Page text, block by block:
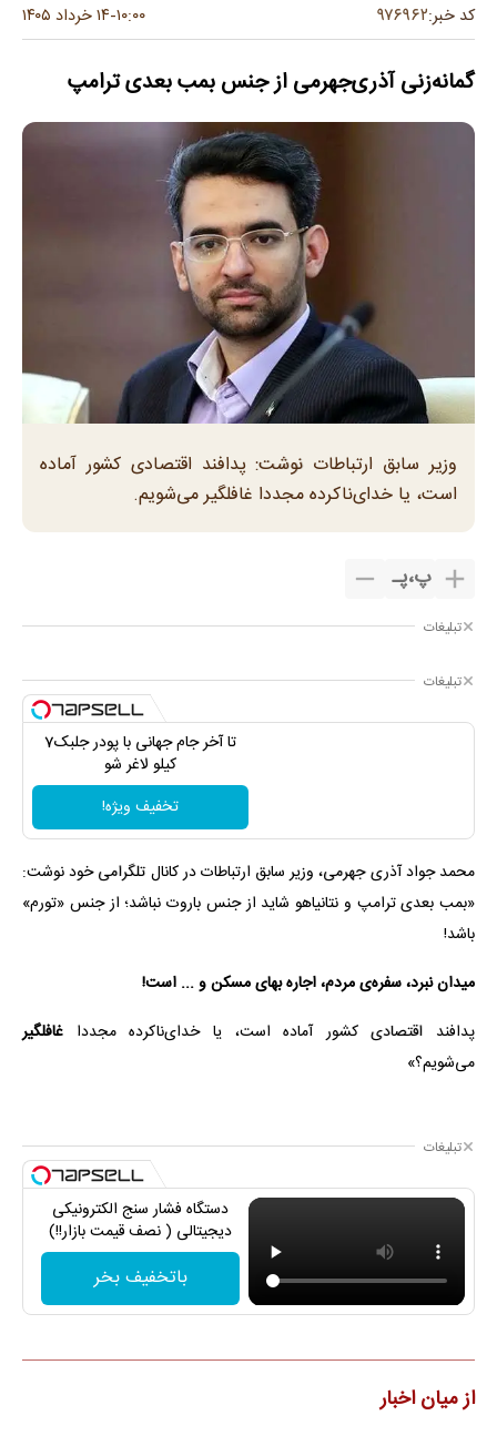
کد خبر:۹۷۶۹۶۲ ۱۰:۰۰-۱۴ خرداد ۱۴۰۵
گمانه‌زنی آذری‌جهرمی از جنس بمب بعدی ترامپ
وزیر سابق ارتباطات نوشت: پدافند اقتصادی کشور آماده
است، یا خدای‌ناکرده مجددا غافلگیر می‌شویم.
پ،پـ
تبلیغات
تبلیغات
تا آخر جام جهانی با پودر جلبک7
کیلو لاغر شو
تخفیف ویژه!
محمد جواد آذری جهرمی، وزیر سابق ارتباطات در کانال تلگرامی خود نوشت:
«بمب بعدی ترامپ و نتانیاهو شاید از جنس باروت نباشد؛ از جنس «تورم»
باشد!
میدان نبرد، سفره‌ی مردم، اجاره بهای مسکن و ... است!
پدافند اقتصادی کشور آماده است، یا خدای‌ناکرده مجددا غافلگیر
می‌شویم؟»
تبلیغات
دستگاه فشار سنج الکترونیکی
دیجیتالی ( نصف قیمت بازار!!)
باتخفیف بخر
از میان اخبار